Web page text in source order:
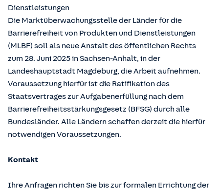
Dienstleistungen
Die Marktüberwachungsstelle der Länder für die
Barrierefreiheit von Produkten und Dienstleistungen
(MLBF) soll als neue Anstalt des öffentlichen Rechts
zum 28. Juni 2025 in Sachsen-Anhalt, in der
Landeshauptstadt Magdeburg, die Arbeit aufnehmen.
Voraussetzung hierfür ist die Ratifikation des
Staatsvertrages zur Aufgabenerfüllung nach dem
Barrierefreiheitsstärkungsgesetz (BFSG) durch alle
Bundesländer. Alle Ländern schaffen derzeit die hierfür
notwendigen Voraussetzungen.
Kontakt
Ihre Anfragen richten Sie bis zur formalen Errichtung der